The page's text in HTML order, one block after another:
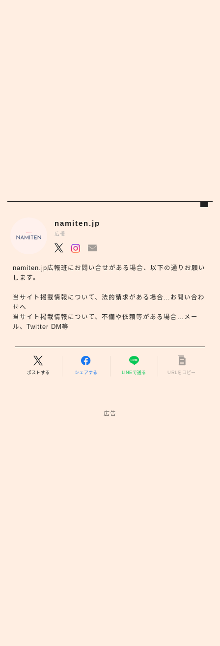
namiten.jp
広報
namiten.jp広報班にお問い合せがある場合、以下の通りお願い
します。
当サイト掲載情報について、法的請求がある場合…お問い合わ
せへ
当サイト掲載情報について、不備や依頼等がある場合…メー
ル、Twitter DM等
ポストする シェアする LINEで送る URLをコピー
広告